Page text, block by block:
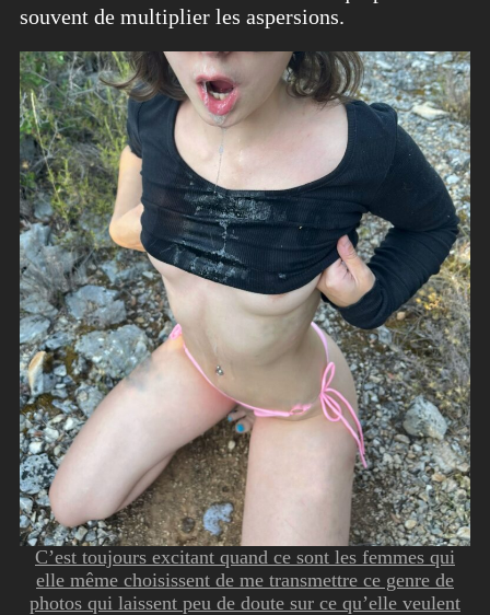
souvent de multiplier les aspersions.
C’est toujours excitant quand ce sont les femmes qui
elle même choisissent de me transmettre ce genre de
photos qui laissent peu de doute sur ce qu’elle veulent